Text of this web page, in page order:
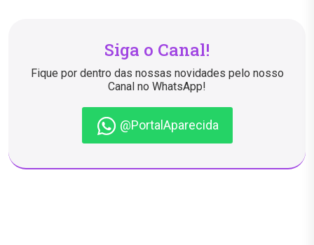
Siga o Canal!
Fique por dentro das nossas novidades pelo nosso
Canal no WhatsApp!
@PortalAparecida